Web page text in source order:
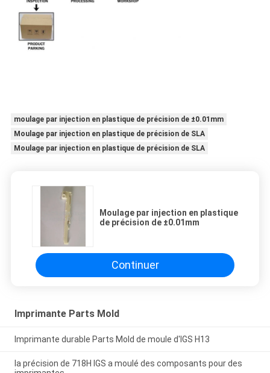
moulage par injection en plastique de précision de ±0.01mm
Moulage par injection en plastique de précision de SLA
Moulage par injection en plastique de précision de SLA
Moulage par injection en plastique
de précision de ±0.01mm
Continuer
Imprimante Parts Mold
Imprimante durable Parts Mold de moule d'IGS H13
la précision de 718H IGS a moulé des composants pour des